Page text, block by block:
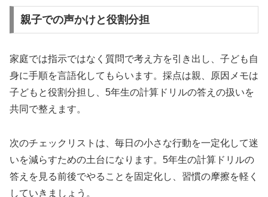
親子での声かけと役割分担
家庭では指示ではなく質問で考え方を引き出し、子ども自
身に手順を言語化してもらいます。採点は親、原因メモは
子どもと役割分担し、5年生の計算ドリルの答えの扱いを
共同で整えます。
次のチェックリストは、毎日の小さな行動を一定化して迷
いを減らすための土台になります。5年生の計算ドリルの
答えを見る前後でやることを固定化し、習慣の摩擦を軽く
していきましょう。